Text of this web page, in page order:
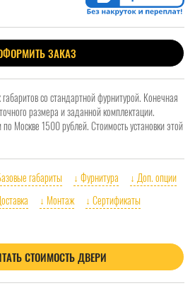
ЗАКАЗ
со стандартной фурнитурой. Конечная
размера и заданной комплектации.
Москве 1500 рублей. Стоимость установки этой
габариты ↓ Фурнитура
↓ Доп. опции
↓ Монтаж
↓ Сертификаты
СТОИМОСТЬ ДВЕРИ